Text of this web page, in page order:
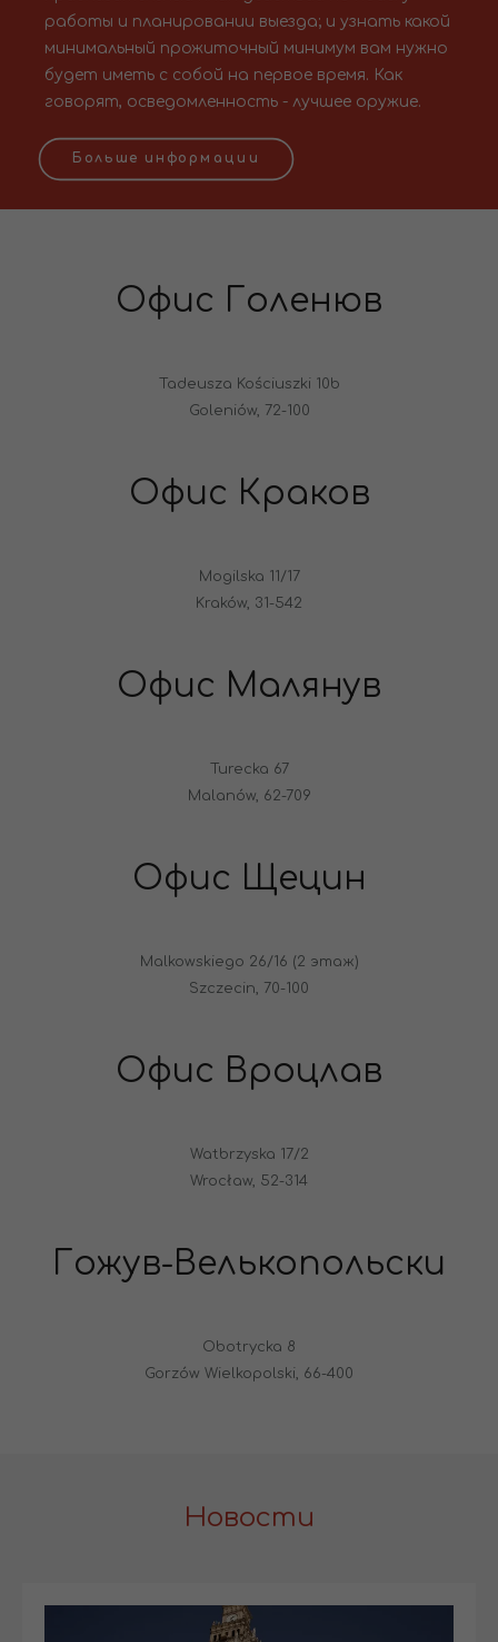
работы и планировании выезда; и узнать какой
минимальный прожиточный минимум вам нужно
будет иметь с собой на первое время. Как
говорят, осведомленность - лучшее оружие.
Больше информации
Офис Голенюв
Tadeusza Kościuszki 10b
Goleniów, 72-100
Офис Краков
Mogilska 11/17
Kraków, 31-542
Офис Малянув
Turecka 67
Malanów, 62-709
Офис Щецин
Malkowskiego 26/16 (2 этаж)
Szczecin, 70-100
Офис Вроцлав
Watbrzyska 17/2
Wrocław, 52-314
Гожув-Велькопольски
Obotrycka 8
Gorzów Wielkopolski, 66-400
Новости